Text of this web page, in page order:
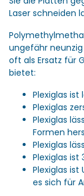
Laser schneiden
ungefähr
oft als Ersatz für
bietet:
Plexiglas ist
Plexiglas
Plexiglas
Formen
Plexiglas
Plexiglas ist
Plexiglas
es sich für